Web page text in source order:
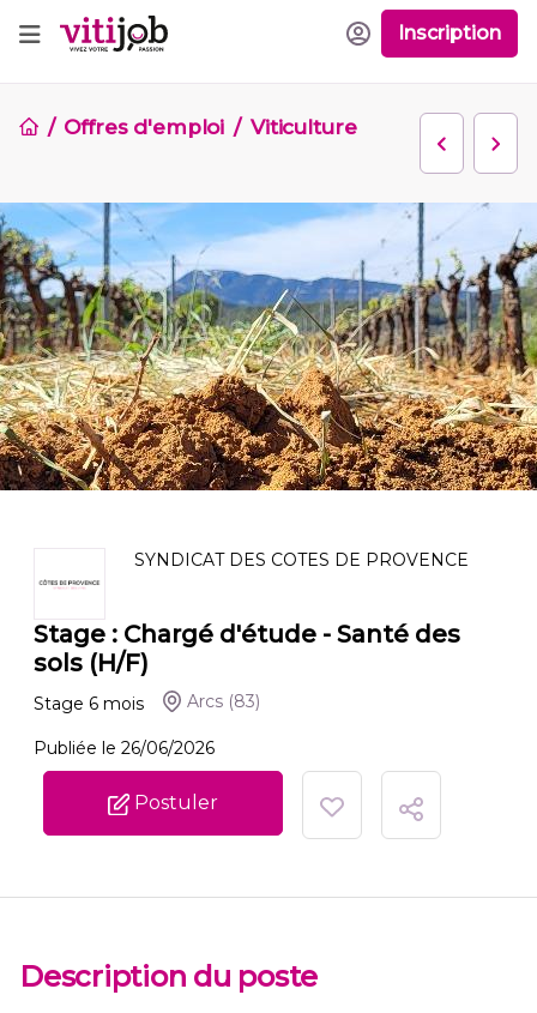
Inscription
Offres d'emploi Viticulture
SYNDICAT DES COTES DE PROVENCE
Stage : Chargé d'étude - Santé des
sols (H/F)
Stage 6 mois Arcs (83)
Publiée le 26/06/2026
Postuler
Description du poste